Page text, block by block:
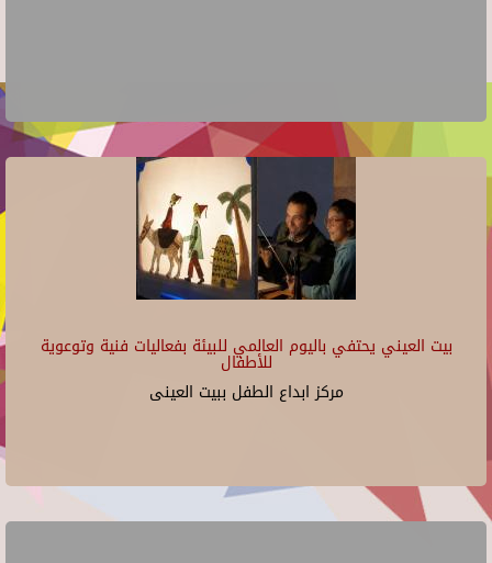
بيت العيني يحتفي باليوم العالمي للبيئة بفعاليات فنية وتوعوية
للأطفال
مركز ابداع الطفل ببيت العينى